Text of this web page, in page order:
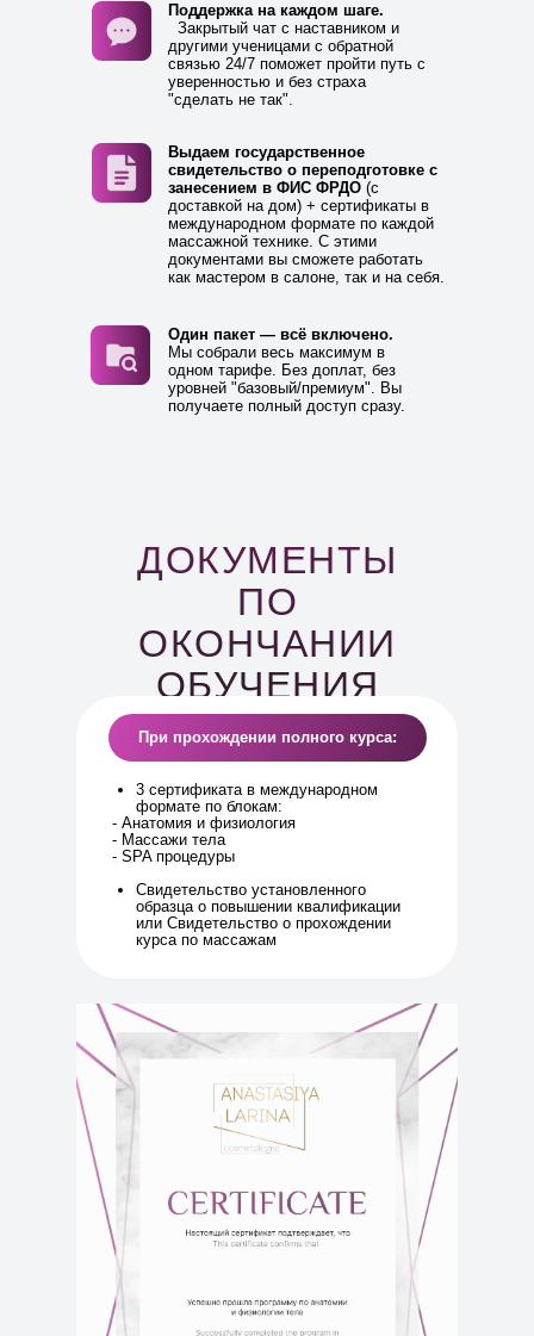
Один пакет — всё включено.
Мы собрали весь максимум в
одном тарифе. Без доплат, без
уровней "базовый/премиум". Вы
получаете полный доступ сразу.
Поддержка на каждом шаге.
Закрытый чат с наставником и
другими ученицами с обратной
связью 24/7 поможет пройти путь с
уверенностью и без страха
"сделать не так".
Выдаем государственное
свидетельство о переподготовке с
занесением в ФИС ФРДО (с
доставкой на дом) + сертификаты в
международном формате по каждой
массажной технике. С этими
документами вы сможете работать
как мастером в салоне, так и на себя.
ДОКУМЕНТЫ
ПО
ОКОНЧАНИИ
ОБУЧЕНИЯ
3 сертификата в международном
формате по блокам:
- Анатомия и физиология
- Массажи тела
- SPA процедуры
Свидетельство установленного
образца о повышении квалификации
или Свидетельство о прохождении
курса по массажам
При прохождении полного курса: